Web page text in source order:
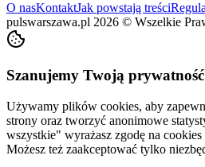
O nasKontaktJak powstają treści
pulswarszawa.pl 2026 © Wszelkie
Szanujemy Twoją prywatność
Używamy plików cookies, aby
strony oraz tworzyć anonimowe
wszystkie" wyrażasz zgodę na
Możesz też zaakceptować tylko